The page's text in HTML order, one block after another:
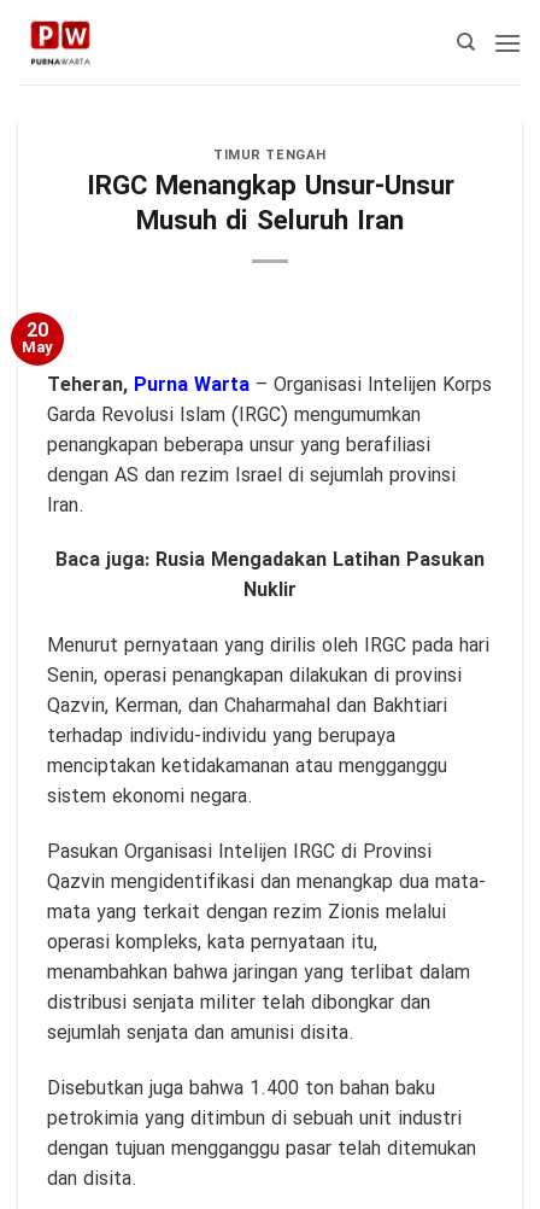
Skip
content
TIMUR TENGAH
IRGC Menangkap Unsur-Unsur
Musuh di Seluruh Iran
20
May
Teheran, Purna Warta – Organisasi Intelijen Korps
Garda Revolusi Islam (IRGC) mengumumkan
penangkapan beberapa unsur yang berafiliasi
dengan AS dan rezim Israel di sejumlah provinsi
Iran.
Baca juga: Rusia Mengadakan Latihan Pasukan
Nuklir
Menurut pernyataan yang dirilis oleh IRGC pada hari
Senin, operasi penangkapan dilakukan di provinsi
Qazvin, Kerman, dan Chaharmahal dan Bakhtiari
terhadap individu-individu yang berupaya
menciptakan ketidakamanan atau mengganggu
sistem ekonomi negara.
Pasukan Organisasi Intelijen IRGC di Provinsi
Qazvin mengidentifikasi dan menangkap dua mata-
mata yang terkait dengan rezim Zionis melalui
operasi kompleks, kata pernyataan itu,
menambahkan bahwa jaringan yang terlibat dalam
distribusi senjata militer telah dibongkar dan
sejumlah senjata dan amunisi disita.
Disebutkan juga bahwa 1.400 ton bahan baku
petrokimia yang ditimbun di sebuah unit industri
dengan tujuan mengganggu pasar telah ditemukan
dan disita.